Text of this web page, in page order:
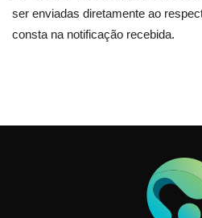
ser enviadas diretamente ao
consta na notificação recebida.